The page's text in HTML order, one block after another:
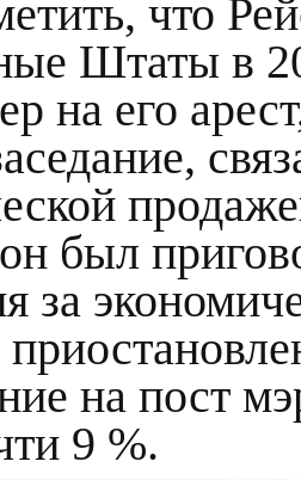
что
Штаты в
на его
был
за
на пост
9 %.